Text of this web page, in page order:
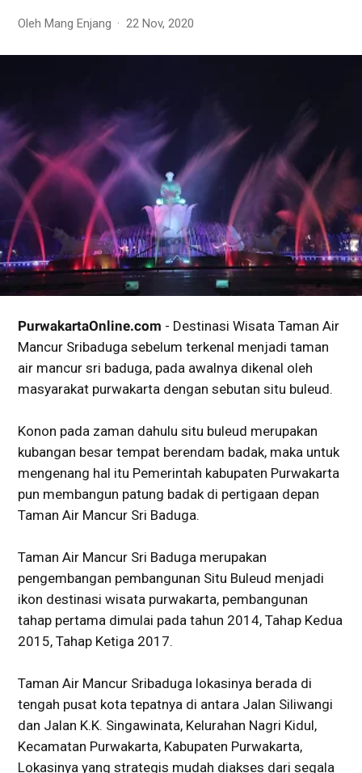
Oleh Mang Enjang 22 Nov, 2020
PurwakartaOnline.com - Destinasi Wisata Taman Air
Mancur Sribaduga sebelum terkenal menjadi taman
air mancur sri baduga, pada awalnya dikenal oleh
masyarakat purwakarta dengan sebutan situ buleud.
Konon pada zaman dahulu situ buleud merupakan
kubangan besar tempat berendam badak, maka untuk
mengenang hal itu Pemerintah kabupaten Purwakarta
pun membangun patung badak di pertigaan depan
Taman Air Mancur Sri Baduga.
Taman Air Mancur Sri Baduga merupakan
pengembangan pembangunan Situ Buleud menjadi
ikon destinasi wisata purwakarta, pembangunan
tahap pertama dimulai pada tahun 2014, Tahap Kedua
2015, Tahap Ketiga 2017.
Taman Air Mancur Sribaduga lokasinya berada di
tengah pusat kota tepatnya di antara Jalan Siliwangi
dan Jalan K.K. Singawinata, Kelurahan Nagri Kidul,
Kecamatan Purwakarta, Kabupaten Purwakarta,
Lokasinya yang strategis mudah diakses dari segala